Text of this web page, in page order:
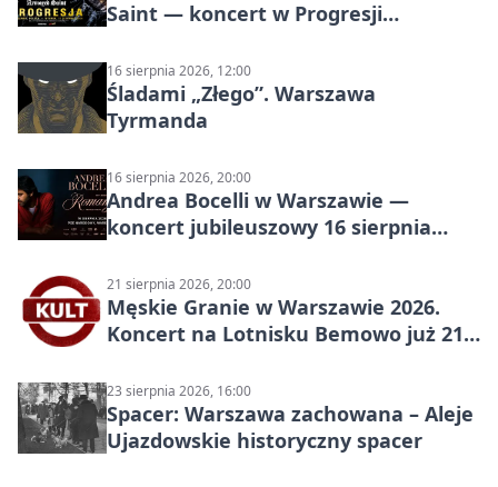
Saint — koncert w Progresji
16 sierpnia 2026, 12:00
Śladami „Złego”. Warszawa
Tyrmanda
16 sierpnia 2026, 20:00
Andrea Bocelli w Warszawie —
koncert jubileuszowy 16 sierpnia
21 sierpnia 2026, 20:00
Męskie Granie w Warszawie 2026.
Koncert na Lotnisku Bemowo już 21
23 sierpnia 2026, 16:00
Spacer: Warszawa zachowana – Aleje
Ujazdowskie historyczny spacer